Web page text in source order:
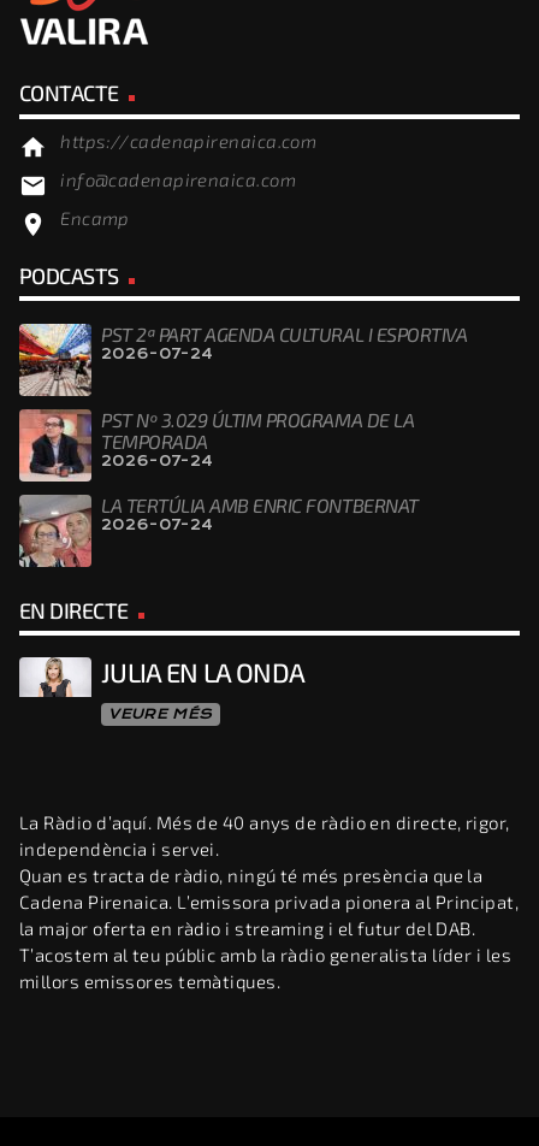
CONTACTE
home https://cadenapirenaica.com
email info@cadenapirenaica.com
location_on Encamp
PODCASTS
PST 2ª PART AGENDA CULTURAL I ESPORTIVA
2026-07-24
PST Nº 3.029 ÚLTIM PROGRAMA DE LA
TEMPORADA
2026-07-24
LA TERTÚLIA AMB ENRIC FONTBERNAT
2026-07-24
EN DIRECTE
JULIA EN LA ONDA
VEURE MÉS
La Ràdio d’aquí. Més de 40 anys de ràdio en directe, rigor,
independència i servei.
Quan es tracta de ràdio, ningú té més presència que la
Cadena Pirenaica. L’emissora privada pionera al Principat,
la major oferta en ràdio i streaming i el futur del DAB.
T’acostem al teu públic amb la ràdio generalista líder i les
millors emissores temàtiques.